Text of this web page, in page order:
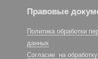
Правовые
Политика обработки
данных
Согласие на